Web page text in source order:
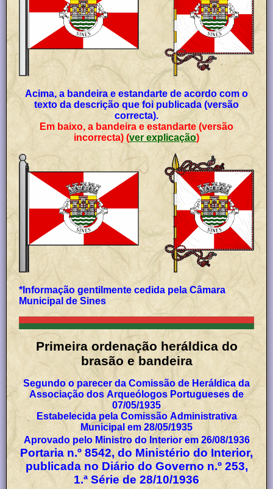
Acima, a bandeira e estandarte de acordo com o
texto da descrição que foi publicada (versão
correcta).
Em baixo, a bandeira e estandarte (versão
incorrecta) (ver explicação)
*Informação gentilmente cedida pela Câmara
Municipal de Sines
Primeira ordenação heráldica do
brasão e bandeira
Segundo o parecer da Comissão de Heráldica da
Associação dos Arqueólogos Portugueses de
07/05/1935
Estabelecida pela Comissão Administrativa
Municipal em 28/05/1935
Aprovado pelo Ministro do Interior em 26/08/1936
Portaria n.º 8542, do Ministério do Interior,
publicada no Diário do Governo n.º 253,
1.ª Série de 28/10/1936